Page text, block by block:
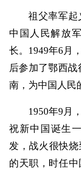
祖父率军起
中国人民解放
长。1949年6月
后参加了鄂西
南，为中国人民
1950年9月
祝新中国诞生
发，战火很快
的天职，时任中